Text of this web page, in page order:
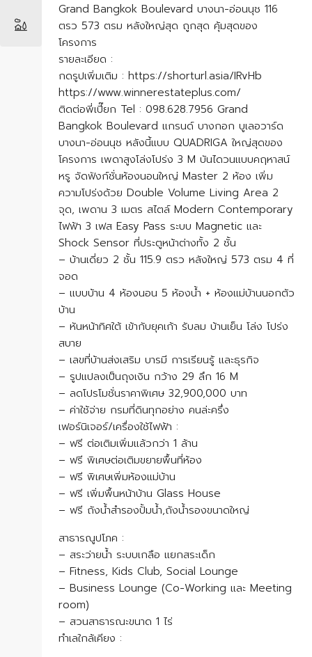
Grand Bangkok Boulevard บางนา-อ่อนนุช 116
ตรว 573 ตรม หลังใหญ่สุด ถูกสุด คุ้มสุดของ
โครงการ
รายละเอียด :
กดรูปเพิ่มเติม : https://shorturl.asia/IRvHb
https://www.winnerestateplus.com/
ติดต่อพี่เปี๊ยก Tel : 098.628.7956 Grand
Bangkok Boulevard แกรนด์ บางกอก บูเลอวาร์ด
บางนา-อ่อนนุช หลังนี้แบบ QUADRIGA ใหญ่สุดของ
โครงการ เพดาสูงโล่งโปร่ง 3 M บันไดวนแบบคฤหาสน์
หรู จัดฟังก์ชั่นห้องนอนใหญ่ Master 2 ห้อง เพิ่ม
ความโปร่งด้วย Double Volume Living Area 2
จุด, เพดาน 3 เมตร สไตล์ Modern Contemporary
ไฟฟ้า 3 เฟส Easy Pass ระบบ Magnetic และ
Shock Sensor ที่ประตูหน้าต่างทั้ง 2 ชั้น
– บ้านเดี่ยว 2 ชั้น 115.9 ตรว หลังใหญ่ 573 ตรม 4 ที่
จอด
– แบบบ้าน 4 ห้องนอน 5 ห้องน้ำ + ห้องแม่บ้านนอกตัว
บ้าน
– หันหน้าทิศใต้ เข้ากับยุคเก้า รับลม บ้านเย็น โล่ง โปร่ง
สบาย
– เลขที่บ้านส่งเสริม บารมี การเรียนรู้ และธุรกิจ
– รูปแปลงเป็นถุงเงิน กว้าง 29 ลึก 16 M
– ลดโปรโมชั่นราคาพิเศษ 32,900,000 บาท
– ค่าใช้จ่าย กรมที่ดินทุกอย่าง คนล่ะครึ่ง
เฟอร์นิเจอร์/เครื่องใช้ไฟฟ้า :
– ฟรี ต่อเติมเพิ่มแล้วกว่า 1 ล้าน
– ฟรี พิเศษต่อเติมขยายพื้นที่ห้อง
– ฟรี พิเศษเพิ่มห้องแม่บ้าน
– ฟรี เพิ่มพื้นหน้าบ้าน Glass House
– ฟรี ถังน้ำสำรองปั้มน้ำ,ถังน้ำรองขนาดใหญ่
สาธารณูปโภค :
– สระว่ายน้ำ ระบบเกลือ แยกสระเด็ก
– Fitness, Kids Club, Social Lounge
– Business Lounge (Co-Working และ Meeting
room)
– สวนสาธารณะขนาด 1 ไร่
ทำเลใกล้เคียง :